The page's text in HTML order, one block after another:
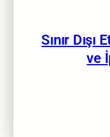
Sınır
ve